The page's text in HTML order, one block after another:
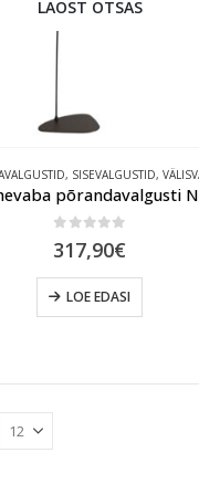
LAOST OTSAS
, SISEVALGUSTID,
põrandavalgusti
317,90€
LOE EDASI